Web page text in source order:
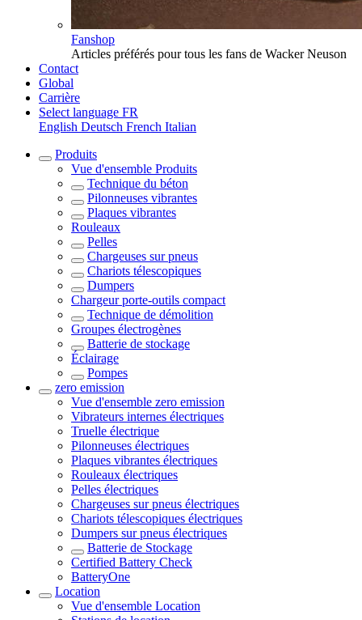
Fanshop
Articles préférés pour tous les fans de Wacker Neuson
Contact
Global
Carrière
Select language FR
English Deutsch French Italian
Produits
Vue d'ensemble Produits
Technique du béton
Pilonneuses vibrantes
Plaques vibrantes
Rouleaux
Pelles
Chargeuses sur pneus
Chariots télescopiques
Dumpers
Chargeur porte-outils compact
Technique de démolition
Groupes électrogènes
Batterie de stockage
Éclairage
Pompes
zero emission
Vue d'ensemble zero emission
Vibrateurs internes électriques
Truelle électrique
Pilonneuses électriques
Plaques vibrantes électriques
Rouleaux électriques
Pelles électriques
Chargeuses sur pneus électriques
Chariots télescopiques électriques
Dumpers sur pneus électriques
Batterie de Stockage
Certified Battery Check
BatteryOne
Location
Vue d'ensemble Location